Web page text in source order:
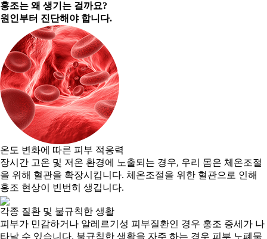
홍조는 왜 생기는 걸까요?
원인부터 진단해야 합니다.
온도 변화에 따른 피부 적응력
장시간 고온 및 저온 환경에 노출되는 경우, 우리 몸은 체온조절
을 위해 혈관을 확장시킵니다. 체온조절을 위한 혈관으로 인해
홍조 현상이 빈번히 생깁니다.
각종 질환 및 불규칙한 생활
피부가 민감하거나 알레르기성 피부질환인 경우 홍조 증세가 나
타날 수 있습니다. 불규칙한 생활을 자주 하는 경우 피부 노폐물